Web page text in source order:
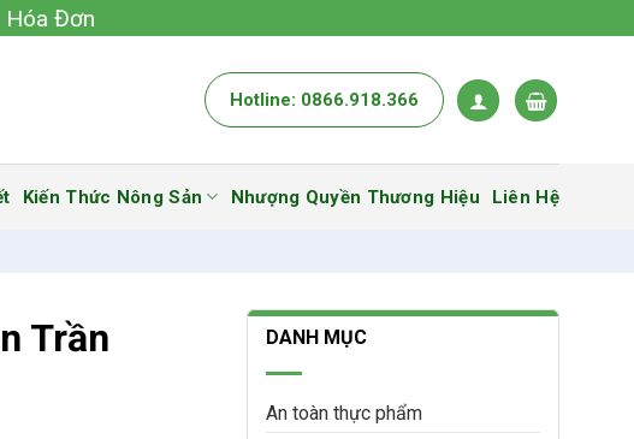
Hóa Đơn
Hotline: 0866.918.366
Kiến Thức Nông Sản Nhượng Quyền Thương Hiệu Liên Hệ
Trần
DANH MỤC
An toàn thực phẩm